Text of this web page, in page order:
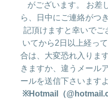
がございます。 お差
ら、日中にご連絡がつ
記頂けますと幸いでご
いてから2日以上経っ
合は、大変恐れ入りま
きますか、違うメール
ールを送信下さいます
※Hotmail（